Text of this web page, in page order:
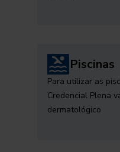
Piscinas
Para utilizar as
Credencial Plena
dermatológico